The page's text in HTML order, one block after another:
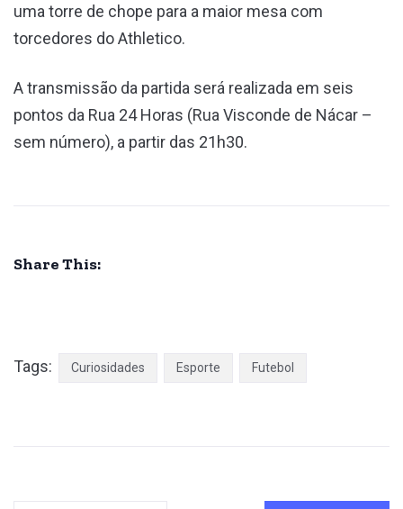
uma torre de chope para a maior mesa com
torcedores do Athletico.
A transmissão da partida será realizada em seis
pontos da Rua 24 Horas (Rua Visconde de Nácar –
sem número), a partir das 21h30.
Share This:
Tags: Curiosidades Esporte Futebol